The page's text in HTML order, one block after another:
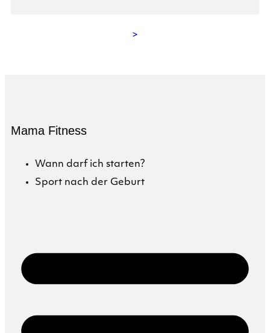
>
Mama Fitness
Wann darf ich starten?
Sport nach der Geburt